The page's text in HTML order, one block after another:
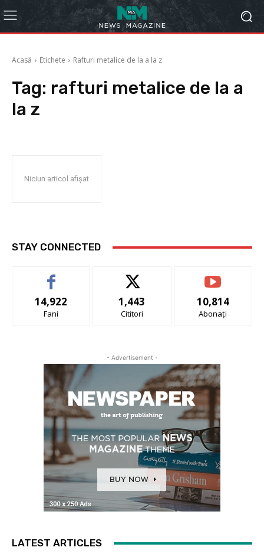
Acasă Etichete Rafturi metalice de la a la z
Tag: rafturi metalice de la a
la z
Niciun articol afișat
STAY CONNECTED
14,922
Fani
1,443
Cititori
10,814
Abonați
- Advertisement -
LATEST ARTICLES